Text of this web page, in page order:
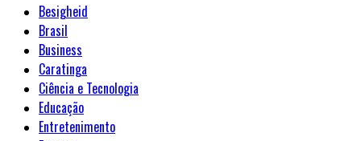
Besigheid
Brasil
Business
Caratinga
Ciência e Tecnologia
Educação
Entretenimento